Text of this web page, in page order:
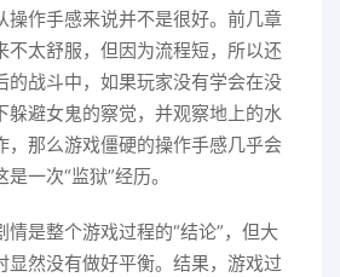
操作手感来说并不是很好。前几章
不太舒服，但因为流程短，所以还
的战斗中，如果玩家没有学会在没
躲避女鬼的察觉，并观察地上的水
，那么游戏僵硬的操作手感几乎会
一次“监狱”经历。
情是整个游戏过程的“结论”，但大
显然没有做好平衡。结果，游戏过